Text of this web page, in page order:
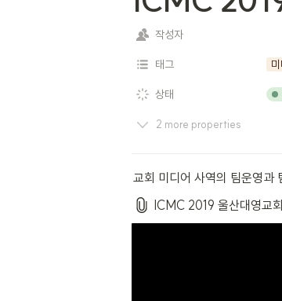
작성자
태그
상태
2 more properties
교회 미디어 사역의 팀운영과
ICMC 2019